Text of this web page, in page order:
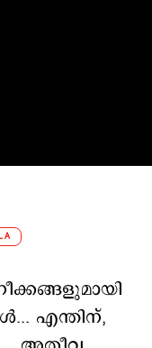
എന്തിന്,